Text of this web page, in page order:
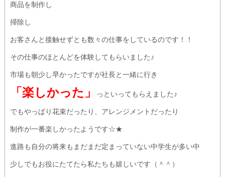
商品を制作し
掃除し
お客さんと接触せずとも数々の仕事をしているのです！！
その仕事のほとんどを体験してもらいました♪
市場も朝少し早かったですが社長と一緒に行き
「楽しかった」 っといってもらえました♪
でもやっぱり花束だったり、アレンジメントだったり
制作が一番楽しかったようです☆★
進路も自分の将来もまだまだ定まっていない中学生が多い中
少しでもお役にたてたら私たちも嬉しいです（＾＾）